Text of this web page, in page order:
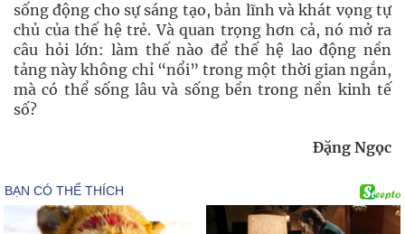
sống động cho sự sáng tạo, bản lĩnh và khát vọng tự
chủ của thế hệ trẻ. Và quan trọng hơn cả, nó mở ra
câu hỏi lớn: làm thế nào để thế hệ lao động nền
tảng này không chỉ “nổi” trong một thời gian ngắn,
mà có thể sống lâu và sống bền trong nền kinh tế
số?
Đặng Ngọc